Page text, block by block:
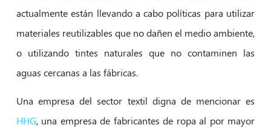
actualmente están llevando a cabo políticas para utilizar
materiales reutilizables que no dañen el medio ambiente,
o utilizando tintes naturales que no contaminen las
aguas cercanas a las fábricas.
Una empresa del sector textil digna de mencionar es
HHG, una empresa de fabricantes de ropa al por mayor